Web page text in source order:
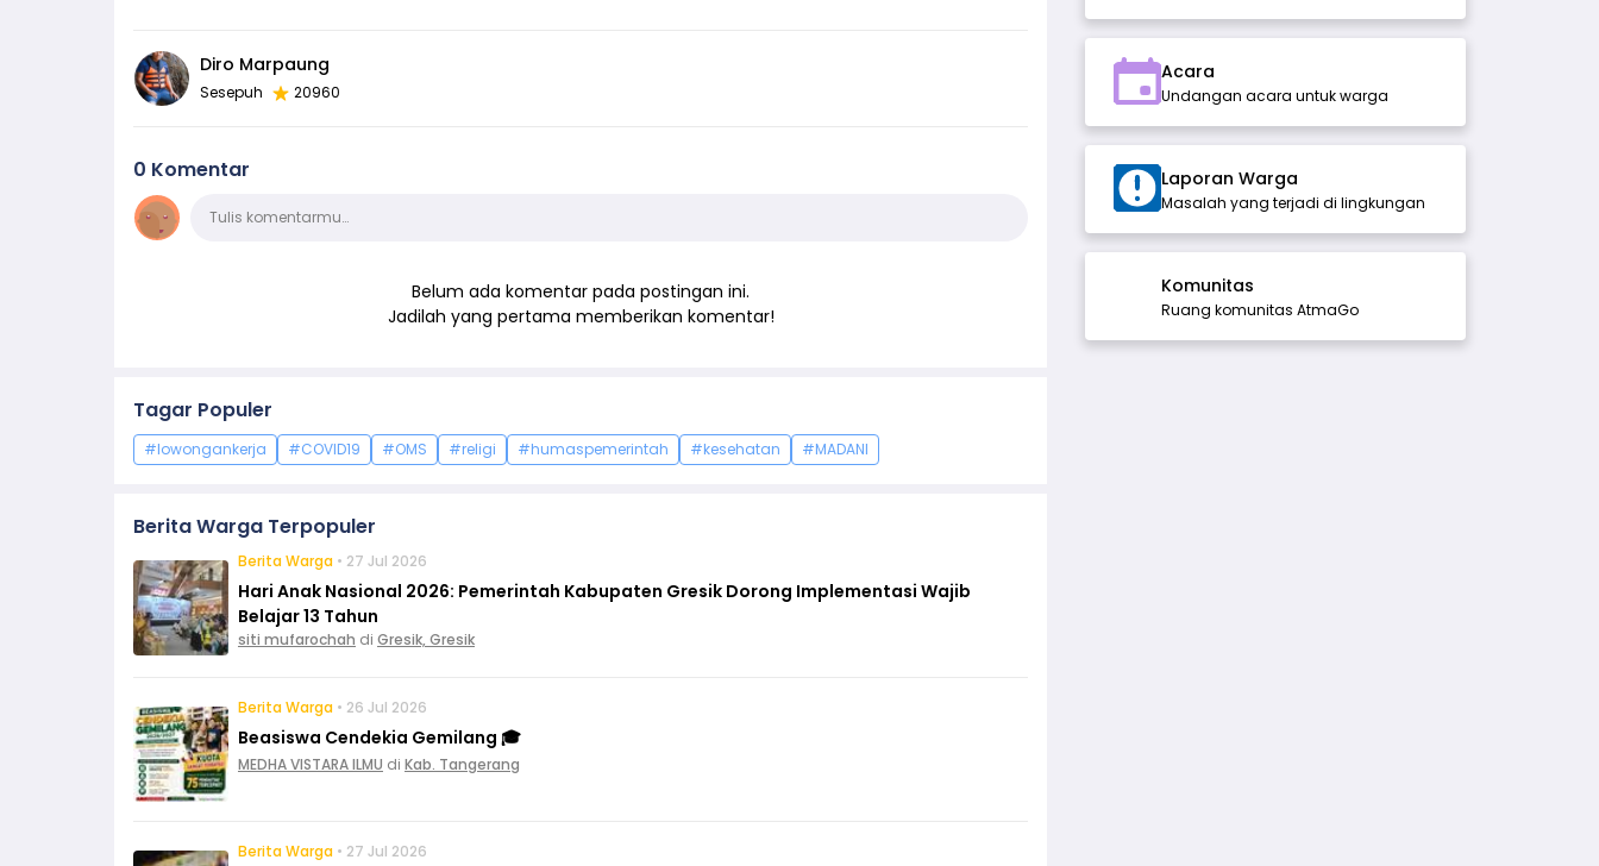
Diro Marpaung
Sesepuh 20960
0 Komentar
KomentarTulis komentarmu…
Belum ada komentar pada postingan ini.
Jadilah yang pertama memberikan komentar!
Tagar Populer
#lowongankerja #COVID19 #OMS #religi #humaspemerintah #kesehatan #MADANI
Berita Warga Terpopuler
Berita Warga • 27 Jul 2026
Hari Anak Nasional 2026: Pemerintah Kabupaten Gresik Dorong Implementasi Wajib
Belajar 13 Tahun
siti mufarochah di Gresik, Gresik
Berita Warga • 26 Jul 2026
Beasiswa Cendekia Gemilang 🎓
MEDHA VISTARA ILMU di Kab. Tangerang
Berita Warga • 27 Jul 2026
Acara
Undangan acara untuk warga
Laporan Warga
Masalah yang terjadi di lingkungan
Komunitas
Ruang komunitas AtmaGo